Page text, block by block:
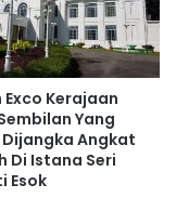
Exco Kerajaan
Yang
Dijangka Angkat
Di Istana Seri
Esok